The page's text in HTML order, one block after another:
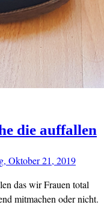
die auffallen
Oktober 21, 2019
das wir Frauen total
mitmachen oder nicht.